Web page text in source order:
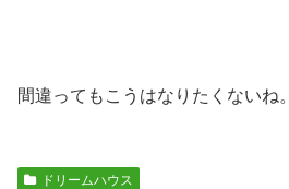
間違ってもこうはなりたくないね。
ドリームハウス